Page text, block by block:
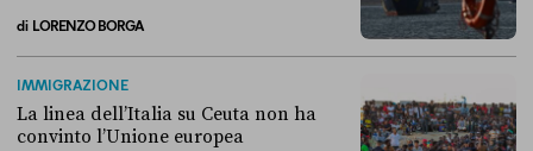
di LORENZO BORGA
IMMIGRAZIONE
La linea dell’Italia su Ceuta non ha
convinto l’Unione europea